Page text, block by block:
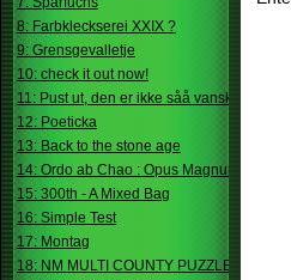
8: Farbkleckserei XXIX ?
9: Grensgevalletje
10: check it out now!
11: Pust ut, den er ikke såå vanskelig.
12: Poeticka
13: Back to the stone age
14: Ordo ab Chao : Opus Magnum
15: 300th - A Mixed Bag
16: Simple Test
17: Montag
18: NM MULTI COUNTY PUZZLE